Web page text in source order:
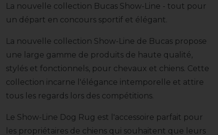
La nouvelle collection Bucas Show-Line - tout pour
un départ en concours sportif et élégant.
La nouvelle collection Show-Line de Bucas propose
une large gamme de produits de haute qualité,
stylés et fonctionnels, pour chevaux et chiens. Cette
collection incarne l'élégance intemporelle et attire
tous les regards lors des compétitions.
Le Show-Line Dog Rug est l'accessoire parfait pour
les propriétaires de chiens qui souhaitent que leurs